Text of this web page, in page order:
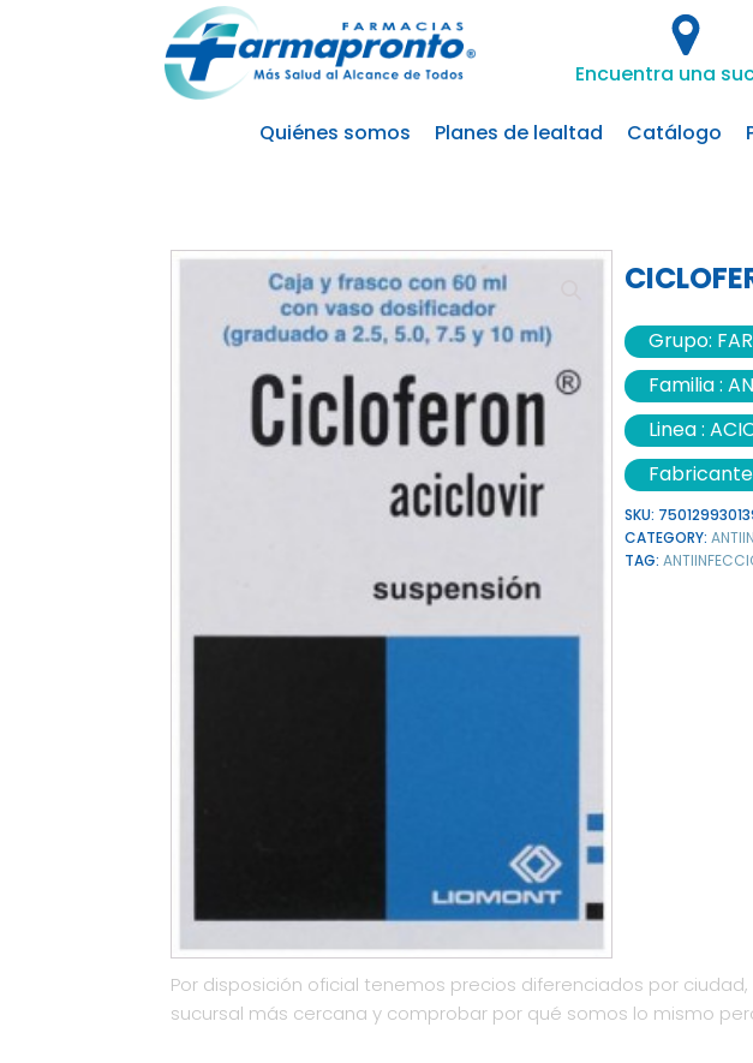
Encuentra una
Quiénes somos Planes de lealtad Catálogo
Grupo:
Familia :
Linea :
SKU:
CATEGORY:
TAG:
Por disposición oficial tenemos precios diferenciados por
sucursal más cercana y comprobar por qué somos lo mismo